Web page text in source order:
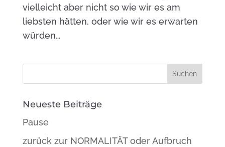
vielleicht aber nicht so wie wir es am
liebsten hätten, oder wie wir es erwarten
würden…
Neueste Beiträge
Pause
zurück zur NORMALITÄT oder Aufbruch